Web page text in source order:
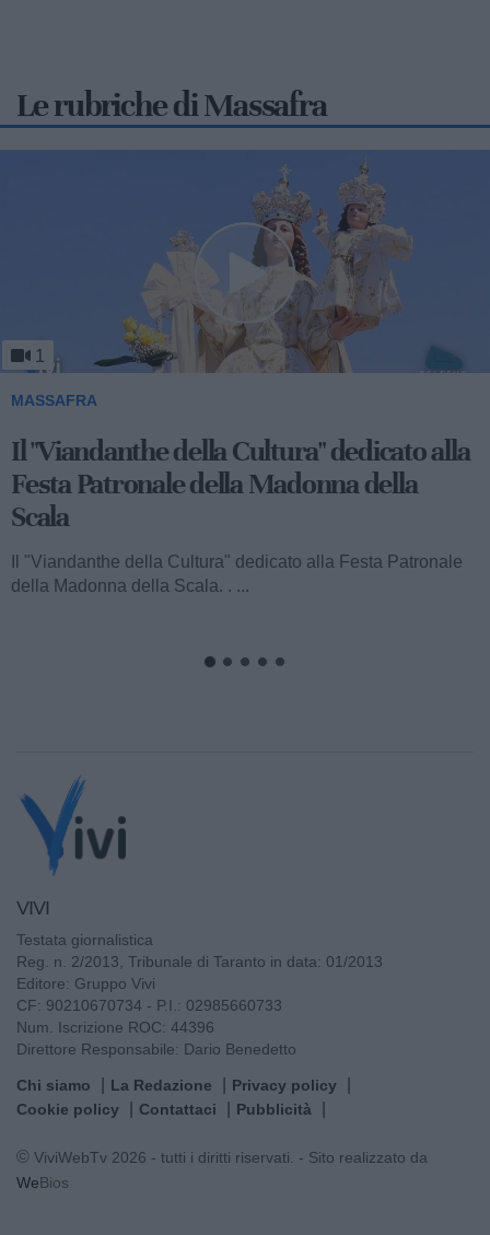
Le rubriche di Massafra
1
MASSAFRA
Il "Viandanthe della Cultura" dedicato alla
Festa Patronale della Madonna della
Scala
Il "Viandanthe della Cultura" dedicato alla Festa Patronale
della Madonna della Scala. . ...
VIVI
Testata giornalistica
Reg. n. 2/2013, Tribunale di Taranto in data: 01/2013
Editore: Gruppo Vivi
CF: 90210670734 - P.I.: 02985660733
Num. Iscrizione ROC: 44396
Direttore Responsabile: Dario Benedetto
Chi siamo La Redazione
Privacy policy
Cookie policy
Contattaci Pubblicità
© ViviWebTv 2026 - tutti i diritti riservati. - Sito realizzato da
WeBios